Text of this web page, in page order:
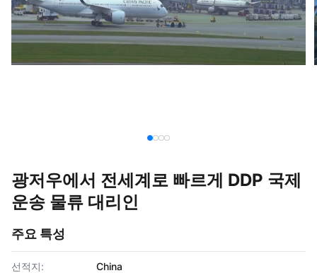
광저우에서 전세계로 빠르게 DDP 국제
운송 물류 대리인
주요 특성
선적지:
China